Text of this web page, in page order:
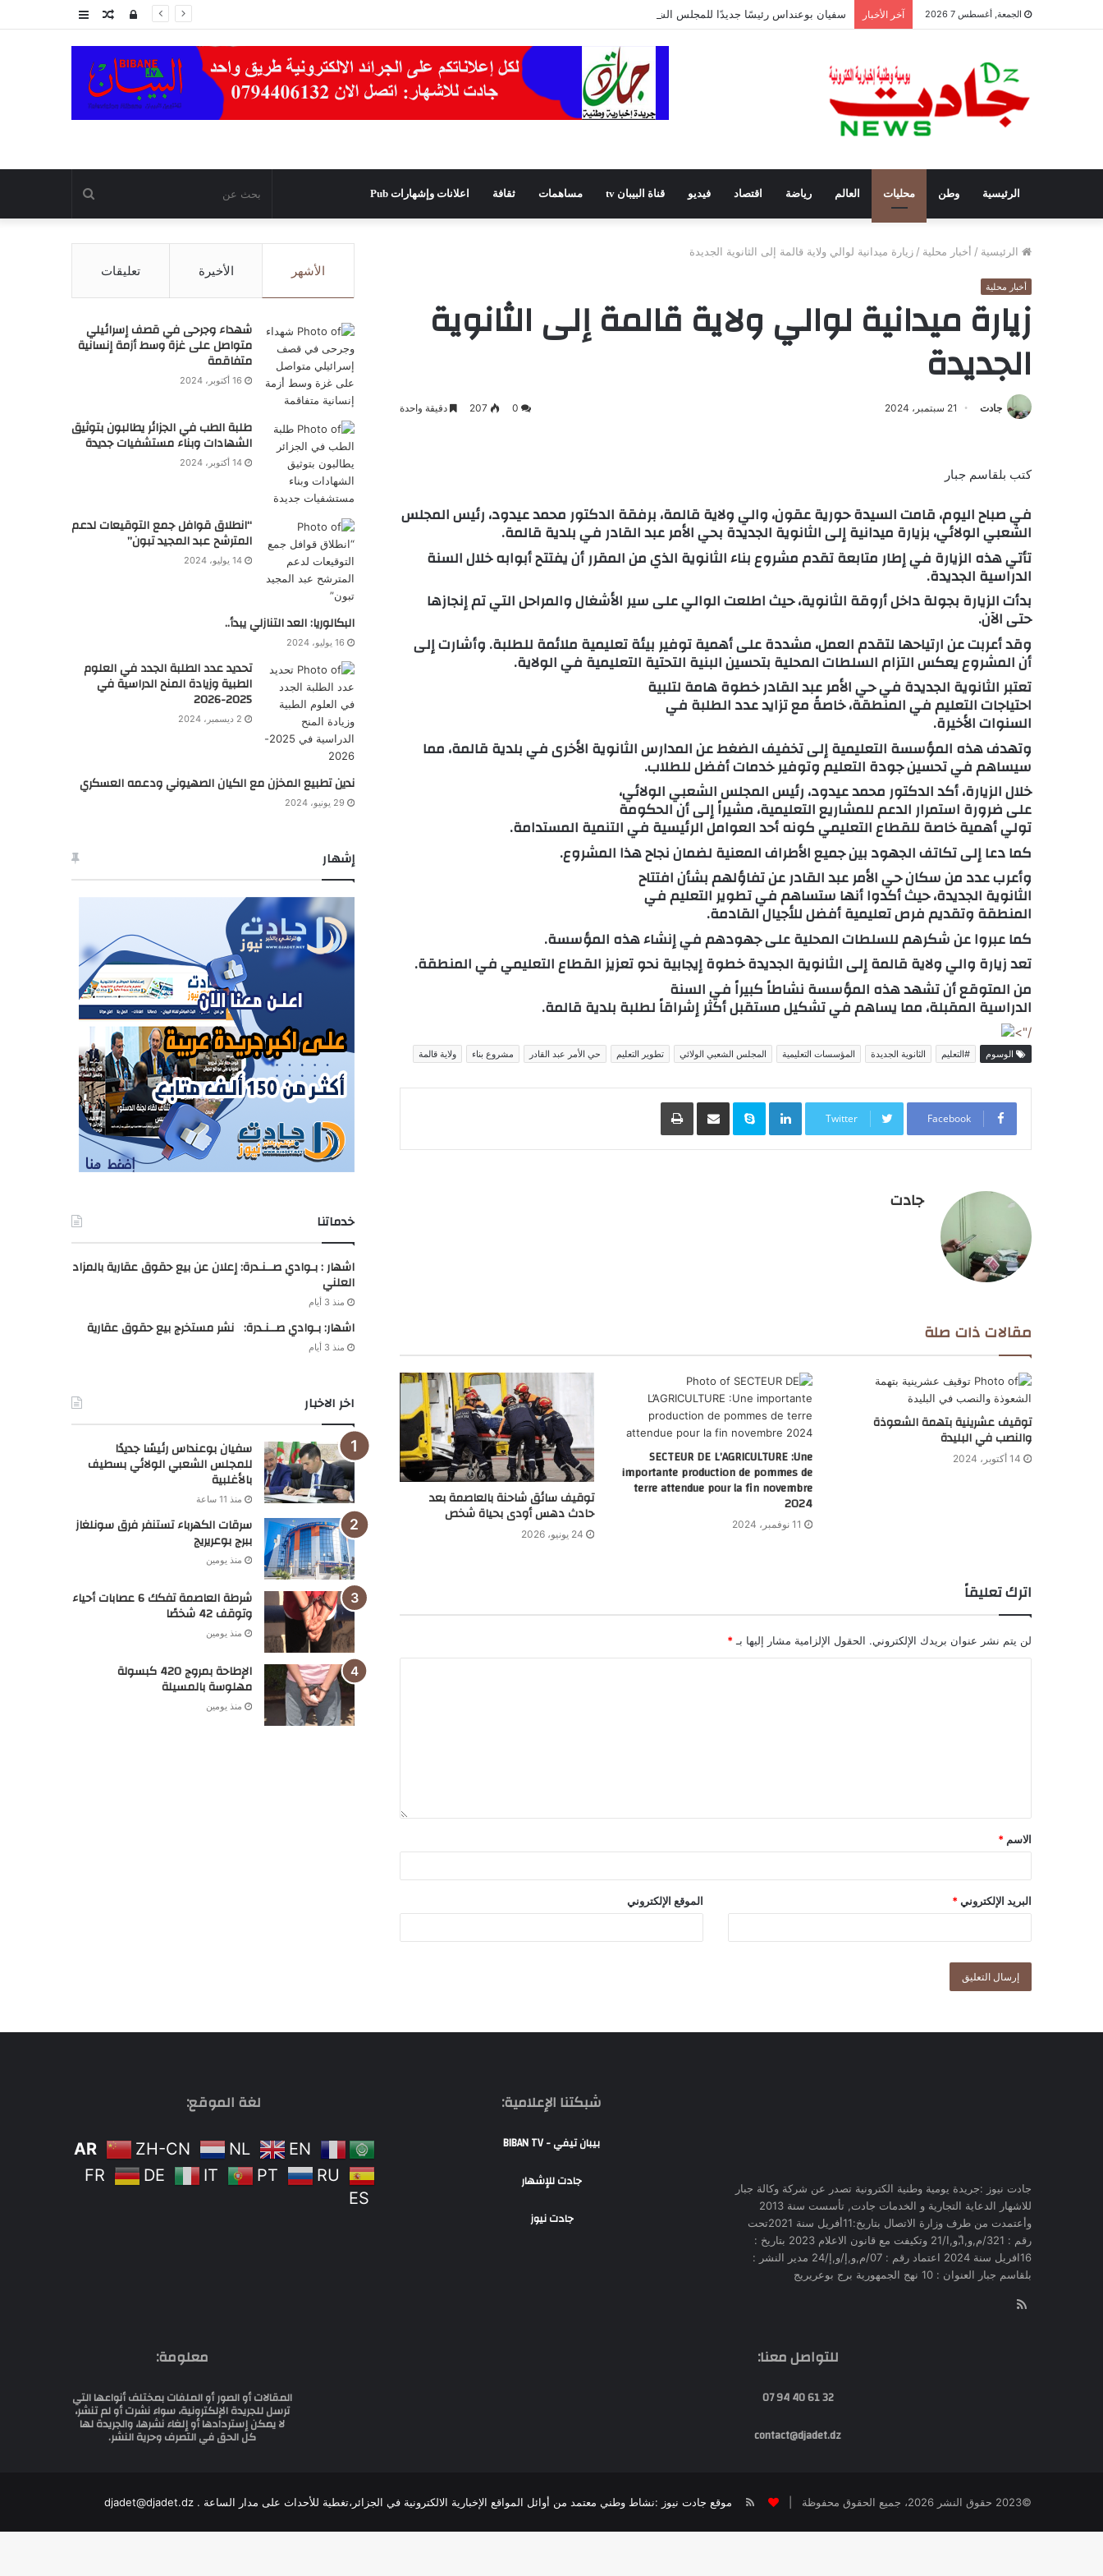
الجمعة, أغسطس 7 2026 آخر الأخبار سفيان بوعنداس رئيسًا جديدًا للمجلس الشعبي الولائي بسطيف بالأغلبية عمودمقالتسجيل
الرئيسية وطن محليات العالم رياضة اقتصاد فيديو قناة البيبان tv مساهمات ثقافة اعلانات وإشهارات Pub بحث
عن
الرئيسية / أخبار محلية / زيارة ميدانية لوالي ولاية قالمة إلى الثانوية الجديدة
أخبار محلية
زيارة ميدانية لوالي ولاية قالمة إلى الثانوية
الجديدة
جادت 21 سبتمبر، 2024 0
207 دقيقة واحدة
كتب بلقاسم جبار
في صباح اليوم، قامت السيدة حورية عقون، والي ولاية قالمة، برفقة الدكتور محمد عيدود، رئيس المجلس
الشعبي الولائي، بزيارة ميدانية إلى الثانوية الجديدة بحي الأمر عبد القادر في بلدية قالمة.
تأتي هذه الزيارة في إطار متابعة تقدم مشروع بناء الثانوية الذي منالمقرر أن يفتتح أبوابه خلال السنة
الدراسية الجديدة.
بدأت الزيارة بجولة داخل أروقة الثانوية، حيث اطلعت الوالي على سير الأشغال والمراحل التي تم إنجازها
حتى الآن.
وقد أعربت عن ارتياحها لتقدم العمل، مشددة على أهمية توفير بيئة تعليمية ملائمة للطلبة. وأشارت إلى
أن المشروع يعكس التزام السلطات المحلية بتحسين البنية التحتية التعليمية في الولاية.
تعتبر الثانوية الجديدة في حي الأمر عبد القادر خطوة هامة لتلبية
احتياجات التعليم في المنطقة، خاصةً مع تزايد عدد الطلبة في
السنوات الأخيرة.
وتهدف هذه المؤسسة التعليمية إلى تخفيف الضغط عن المدارس الثانوية الأخرى في بلدية قالمة، مما
سيساهم في تحسين جودة التعليم وتوفير خدمات أفضل للطلاب.
خلال الزيارة، أكد الدكتور محمد عيدود، رئيس المجلس الشعبيالولائي،
على ضرورة استمرار الدعم للمشاريع التعليمية، مشيراً إلى أن الحكومة
تولي أهمية خاصة للقطاع التعليمي كونه أحد العوامل الرئيسية في التنمية المستدامة.
كما دعا إلى تكاتف الجهود بين جميع الأطراف المعنية لضمان نجاح هذا المشروع.
وأعرب عدد من سكان حي الأمر عبد القادر عن تفاؤلهم بشأن افتتاح
الثانوية الجديدة، حيث أكدوا أنها ستساهم في تطوير التعليم في
المنطقة وتقديم فرص تعليمية أفضل للأجيال القادمة.
كما عبروا عن شكرهم للسلطات المحلية على جهودهم في إنشاء هذه المؤسسة.
تعد زيارة والي ولاية قالمة إلى الثانوية الجديدة خطوة إيجابية نحوتعزيز القطاع التعليمي في المنطقة.
من المتوقع أن تشهد هذه المؤسسة نشاطاً كبيراً في السنة
الدراسية المقبلة، مما يساهم في تشكيل مستقبل أكثر إشراقاً لطلبة بلدية قالمة.
/">
الوسوم #التعليم الثانوية الجديدة المؤسسات التعليمية المجلس الشعبي الولائي تطوير التعليم حي الأمر عبد القادر مشروع بناء ولاية قالمة
Facebook
Twitter
LinkedIn
Skype مشاركة عبر البريد طباعة
جادت
مقالات ذات صلة
توقيف عشرينية بتهمة الشعوذة
والنصب في البليدة
14 أكتوبر، 2024 SECTEUR DE L’AGRICULTURE :Une
importante production de pommes de
terre attendue pour la fin novembre
2024
11 نوفمبر، 2024
توقيف سائق شاحنة بالعاصمة بعد
حادث دهس أودى بحياة شخص
24 يونيو، 2026
اترك تعليقاً
لن يتم نشر عنوان بريدك الإلكتروني. الحقول الإلزامية مشار إليها بـ *
الاسم *
البريد الإلكتروني * الموقع الإلكتروني
الأشهر الأخيرة تعليقات
شهداء وجرحى في قصف إسرائيلي
متواصل على غزة وسط أزمة إنسانية
متفاقمة
16 أكتوبر، 2024
طلبة الطب في الجزائر يطالبون بتوثيق
الشهادات وبناء مستشفيات جديدة
14 أكتوبر، 2024
“انطلاق قوافل جمع التوقيعات لدعم
المترشح عبد المجيد تبون”
14 يوليو، 2024
البكالوريا: العد التنازلي يبدأ..
16 يوليو، 2024
تحديد عدد الطلبة الجدد في العلوم
الطبية وزيادة المنح الدراسية في
2025-2026
2 ديسمبر، 2024
ندين تطبيع المخزن مع الكيان الصهيوني ودعمه العسكري
29 يونيو، 2024
إشهار
خدماتنا
اشهار : بـوادي صــنـدرة: إعلان عن بيع حقوق عقارية بالمزاد
العلني
منذ 3 أيام
اشهار: بـوادي صــنـدرة: نشر مستخرج بيع حقوق عقارية
منذ 3 أيام
اخر الاخبار
سفيان بوعنداس رئيسًا جديدًا
للمجلس الشعبي الولائي بسطيف
بالأغلبية
منذ 11 ساعة
سرقات الكهرباء تستنفر فرق سونلغاز
ببرج بوعريريج
منذ يومين
شرطة العاصمة تفكك 6 عصابات أحياء
وتوقف 42 شخصًا
منذ يومين
الإطاحة بمروج 420 كبسولة
مهلوسة بالمسيلة
منذ يومين
جادت نيوز :جريدة يومية وطنية الكترونية تصدر عن شركة وكالة جبار
للاشهار الدعاية التجارية و الخدمات جادت, تأسست سنة 2013
وأعتمدت من طرف وزارة الاتصال بتاريخ:11أفريل سنة 2021تحت
رقم : 321/م,و,ا,ّو,ا/21 وتكيفت مع قانون الاعلام 2023 بتاريخ :
16افريل سنة 2024 اعتماد رقم : 07/م,و,إ/و,إ/24 مدير النشر :
بلقاسم جبار العنوان : 10 نهج الجمهورية برج بوعريريج
شبكتنا الإعلامية:
بيبان تيفي - BIBAN TV
جادت للإشهار
جادت نيوز
لغة الموقع:
AR ZH-CN NL
EN
FR
DE IT PT
RU
ES
للتواصل معنا:
32 61 40 94 07
contact@djadet.dz
معلومة:
المقالات أو الصور أو الملفات بمختلف أنواعها التي
ترسل للجريدة الإلكترونية، سواء نشرت أو لم تنشر،
لا يمكن إستردادها أو إلغاء نشرها، والجريدة لها
كل الحق في التصرف وحرية النشر.
©2023 حقوق النشر 2026، جميع الحقوق محفوظة | موقع جادت نيوز :نشاط وطني معتمد من أوائل المواقع الإخبارية الالكترونية في الجزائر،تغطية للأحداث على مدار الساعة . djadet@djadet.dzRSS